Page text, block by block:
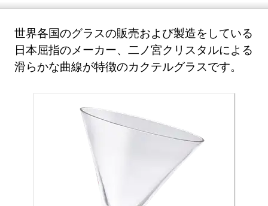
世界各国のグラスの販売および製造をしている
日本屈指のメーカー、二ノ宮クリスタルによる
滑らかな曲線が特徴のカクテルグラスです。